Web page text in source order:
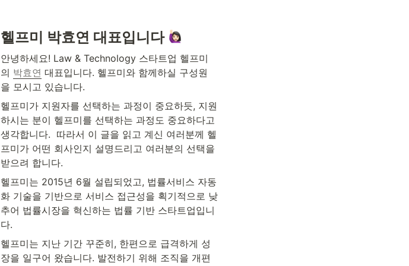
헬프미 박효연 대표입니다
안녕하세요! Law & Technology 스타트업 헬프미
의 박효연 대표입니다. 헬프미와 함께하실 구성원
을 모시고 있습니다.
헬프미가 지원자를 선택하는 과정이 중요하듯, 지원
하시는 분이 헬프미를 선택하는 과정도 중요하다고
생각합니다.  따라서 이 글을 읽고 계신 여러분께 헬
프미가 어떤 회사인지 설명드리고 여러분의 선택을
받으려 합니다.
헬프미는 2015년 6월 설립되었고, 법률서비스 자동
화 기술을 기반으로 서비스 접근성을 획기적으로 낮
추어 법률시장을 혁신하는 법률 기반 스타트업입니
다.
헬프미는 지난 기간 꾸준히, 한편으로 급격하게 성
장을 일구어 왔습니다. 발전하기 위해 조직을 개편